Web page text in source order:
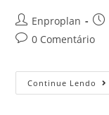
Enproplan
0 Comentário
Continue Lendo